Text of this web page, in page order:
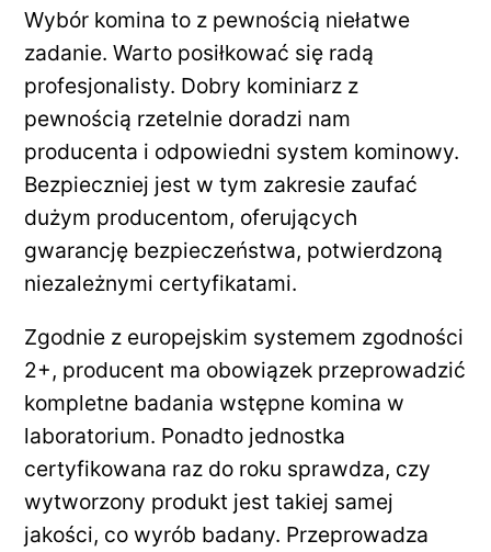
Wybór komina to z pewnością niełatwe
zadanie. Warto posiłkować się radą
profesjonalisty. Dobry kominiarz z
pewnością rzetelnie doradzi nam
producenta i odpowiedni system kominowy.
Bezpieczniej jest w tym zakresie zaufać
dużym producentom, oferujących
gwarancję bezpieczeństwa, potwierdzoną
niezależnymi certyfikatami.
Zgodnie z europejskim systemem zgodności
2+, producent ma obowiązek przeprowadzić
kompletne badania wstępne komina w
laboratorium. Ponadto jednostka
certyfikowana raz do roku sprawdza, czy
wytworzony produkt jest takiej samej
jakości, co wyrób badany. Przeprowadza